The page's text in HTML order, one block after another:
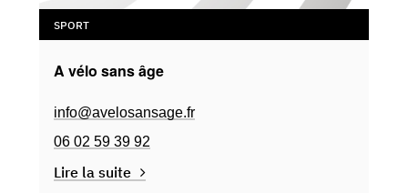
SPORT
A vélo sans âge
info@avelosansage.fr
06 02 59 39 92
Lire la suite